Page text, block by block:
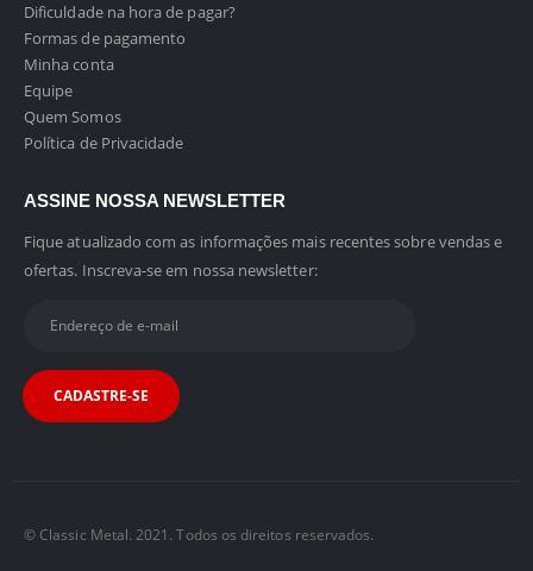
Dificuldade na hora de pagar?
Formas de pagamento
Minha conta
Equipe
Quem Somos
Política de Privacidade
ASSINE NOSSA NEWSLETTER
Fique atualizado com as informações mais recentes sobre vendas e
ofertas. Inscreva-se em nossa newsletter:
© Classic Metal. 2021. Todos os direitos reservados.